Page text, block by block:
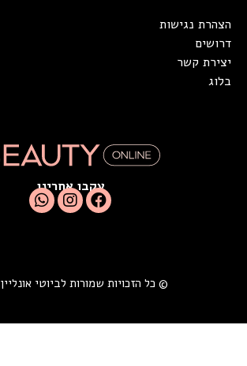
הצהרת נגישות
דרושים
יצירת קשר
בלוג
עקבו אחרינו
© כל הזכויות שמורות לביוטי אונליין 2021